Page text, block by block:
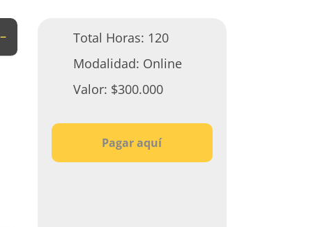
Total Horas: 120
Modalidad: Online
Valor: $300.000
Pagar aquí